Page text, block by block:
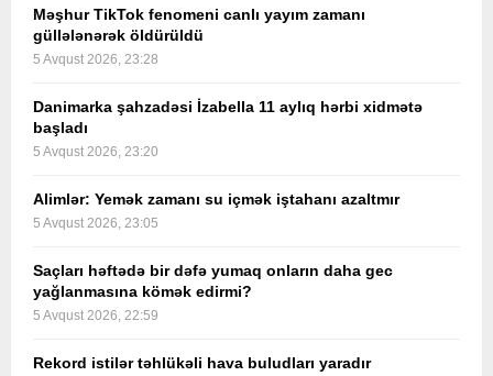
Məşhur TikTok fenomeni canlı yayım zamanı
güllələnərək öldürüldü
5 Avqust 2026, 23:28
Danimarka şahzadəsi İzabella 11 aylıq hərbi xidmətə
başladı
5 Avqust 2026, 23:20
Alimlər: Yemək zamanı su içmək iştahanı azaltmır
5 Avqust 2026, 23:05
Saçları həftədə bir dəfə yumaq onların daha gec
yağlanmasına kömək edirmi?
5 Avqust 2026, 22:59
Rekord istilər təhlükəli hava buludları yaradır